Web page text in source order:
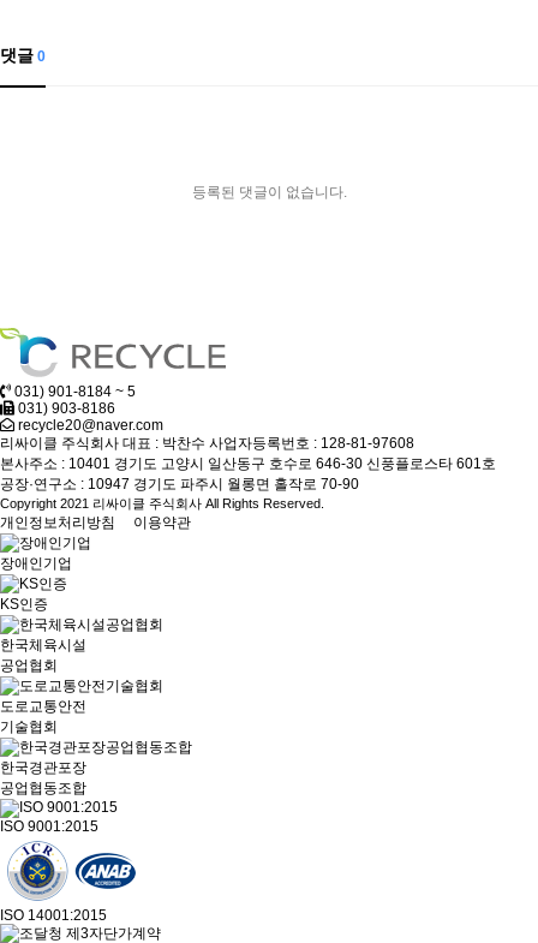
댓글 0
등록된 댓글이 없습니다.
031) 901-8184 ~ 5
031) 903-8186
recycle20@naver.com
리싸이클 주식회사 대표 : 박찬수 사업자등록번호 : 128-81-97608
본사주소 : 10401 경기도 고양시 일산동구 호수로 646-30 신풍플로스타 601호
공장·연구소 : 10947 경기도 파주시 월롱면 홀작로 70-90
Copyright 2021 리싸이클 주식회사 All Rights Reserved.
개인정보처리방침 이용약관
장애인기업
KS인증
한국체육시설
공업협회
도로교통안전
기술협회
한국경관포장
공업협동조합
ISO 9001:2015
ISO 14001:2015